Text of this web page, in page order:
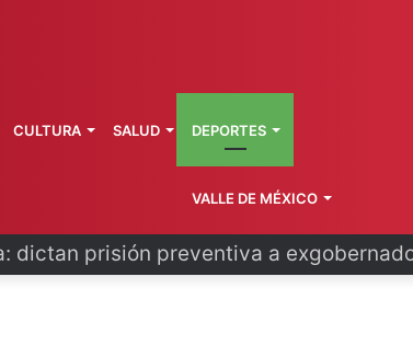
dictan prisión preventiva a
CULTURA SALUD DEPORTES
VALLE DE MÉXICO